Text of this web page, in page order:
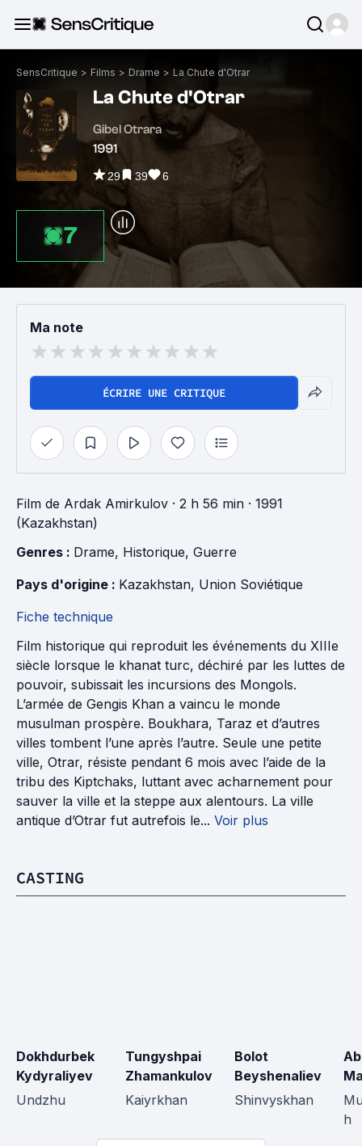
SensCritique > Films > Drame > La Chute d'Otrar
La Chute d'Otrar
Gibel Otrara
1991
29 39 6
7
Ma note
ÉCRIRE UNE CRITIQUE
Film de Ardak Amirkulov · 2 h 56 min · 1991
(Kazakhstan)
Genres : Drame, Historique, Guerre
Pays d'origine : Kazakhstan, Union Soviétique
Fiche technique
Film historique qui reproduit les événements du XIIIe
siècle lorsque le khanat turc, déchiré par les luttes de
pouvoir, subissait les incursions des Mongols.
L’armée de Gengis Khan a vaincu le monde
musulman prospère. Boukhara, Taraz et d’autres
villes tombent l’une après l’autre. Seule une petite
ville, Otrar, résiste pendant 6 mois avec l’aide de la
tribu des Kiptchaks, luttant avec acharnement pour
sauver la ville et la steppe aux alentours. La ville
antique d’Otrar fut autrefois le... Voir plus
CASTING
Dokhdurbek
Kydyraliyev
Undzhu
Tungyshpai
Zhamankulov
Kaiyrkhan
Bolot
Beyshenaliev
Shinvyskhan
h